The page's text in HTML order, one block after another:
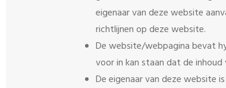
eigenaar van deze website
richtlijnen op deze website.
De website/webpagina bevat
voor in kan staan dat de
De eigenaar van deze website